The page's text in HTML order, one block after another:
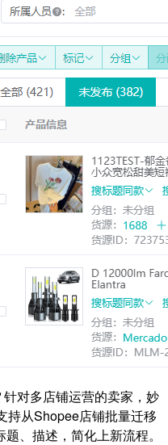
针对多店铺运营的卖家，妙
持从Shopee店铺批量迁移
、描述，简化上新流程。